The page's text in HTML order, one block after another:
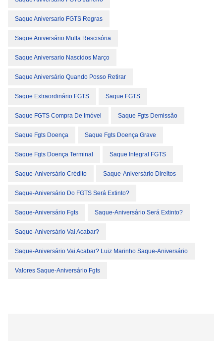
Saque Aniversario FGTS Regras
Saque Aniversário Multa Rescisória
Saque Aniversario Nascidos Março
Saque Aniversário Quando Posso Retirar
Saque Extraordinário FGTS Saque FGTS
Saque FGTS Compra De Imóvel Saque Fgts Demissão
Saque Fgts Doença Saque Fgts Doença Grave
Saque Fgts Doença Terminal Saque Integral FGTS
Saque-Aniversário Crédito Saque-Aniversário Direitos
Saque-Aniversário Do FGTS Será Extinto?
Saque-Aniversário Fgts Saque-Aniversário Será Extinto?
Saque-Aniversário Vai Acabar?
Saque-Aniversário Vai Acabar? Luiz Marinho Saque-Aniversário
Valores Saque-Aniversário Fgts